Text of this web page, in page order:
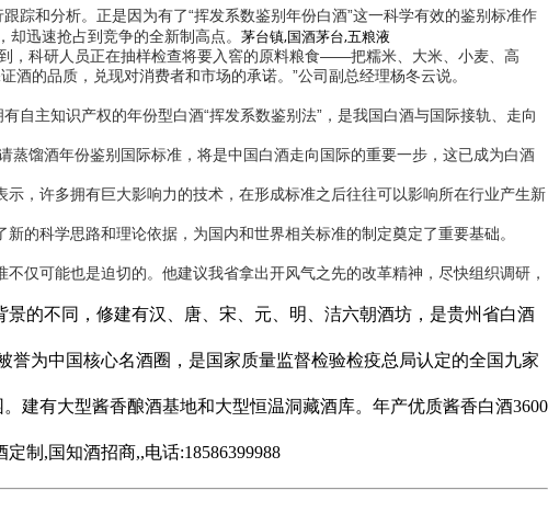
和分析。正是因为有了“挥发系数鉴别年份白酒”这一科学有效的鉴别标准作
迅速抢占到竞争的全新制高点。 茅台镇,国酒茅台,五粮液
，科研人员正在抽样检查将要入窖的原料粮食——把糯米、大米、小麦、高
的品质，兑现对消费者和市场的承诺。”公司副总经理杨冬云说。
主知识产权的年份型白酒“挥发系数鉴别法”，是我国白酒与国际接轨、走向
馏酒年份鉴别国际标准，将是中国白酒走向国际的重要一步，这已成为白酒
，许多拥有巨大影响力的技术，在形成标准之后往往可以影响所在行业产生新
科学思路和理论依据，为国内和世界相关标准的制定奠定了重要基础。
仅可能也是迫切的。他建议我省拿出开风气之先的改革精神，尽快组织调研，
的不同，修建有汉、唐、宋、元、明、洁六朝酒坊，是贵州省白酒
为中国核心名酒圈，是国家质量监督检验检疫总局认定的全国九家
建有大型酱香酿酒基地和大型恒温洞藏酒库。年产优质酱香白酒3600
制,国知酒招商,,电话:18586399988